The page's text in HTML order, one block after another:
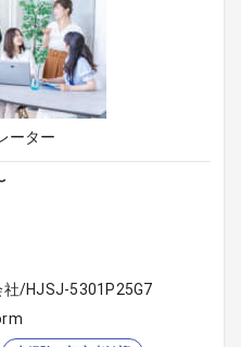
ーター
/HJSJ-5301P25G7